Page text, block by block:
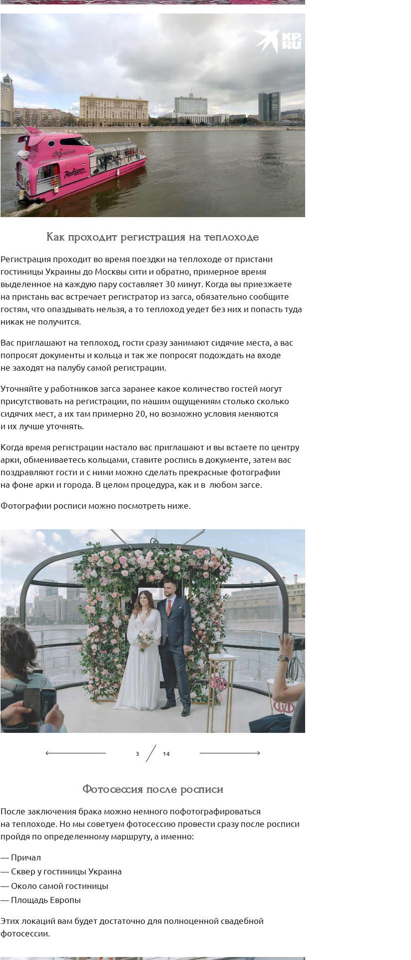
Как проходит регистрация на теплоходе
Регистрация проходит во время поездки на теплоходе от пристани
гостиницы Украины до Москвы сити и обратно, примерное время
выделенное на каждую пару составляет 30 минут. Когда вы приезжаете
на пристань вас встречает регистратор из загса, обязательно сообщите
гостям, что опаздывать нельзя, а то теплоход уедет без них и попасть туда
никак не получится.
Вас приглашают на теплоход, гости сразу занимают сидячие места, а вас
попросят документы и кольца и так же попросят подождать на входе
не заходят на палубу самой регистрации.
Уточняйте у работников загса заранее какое количество гостей могут
присутствовать на регистрации, по нашим ощущениям столько сколько
сидячих мест, а их там примерно 20, но возможно условия меняются
и их лучше уточнять.
Когда время регистрации настало вас приглашают и вы встаете по центру
арки, обмениваетесь кольцами, ставите роспись в документе, затем вас
поздравляют гости и с ними можно сделать прекрасные фотографии
на фоне арки и города. В целом процедура, как и в любом загсе.
Фотографии росписи можно посмотреть ниже.
4 14
Фотосессия после росписи
После заключения брака можно немного пофотографироваться
на теплоходе. Но мы советуем фотосессию провести сразу после росписи
пройдя по определенному маршруту, а именно:
Причал
Сквер у гостиницы Украина
Около самой гостиницы
Площадь Европы
Этих локаций вам будет достаточно для полноценной свадебной
фотосессии.